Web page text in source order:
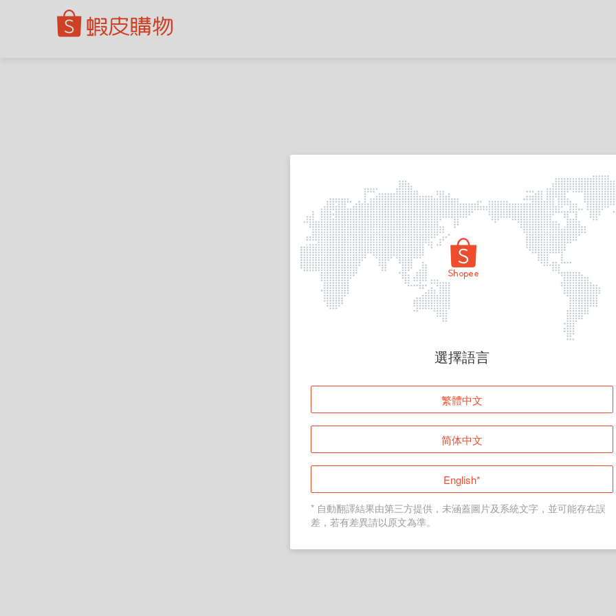
頁面無法顯示
登入
返回首頁
選擇語言
繁體中文
简体中文
English*
* 自動翻譯結果由第三方提供，未涵蓋圖片及系統文字，並可能存在誤
差，若有差異請以原文為準。